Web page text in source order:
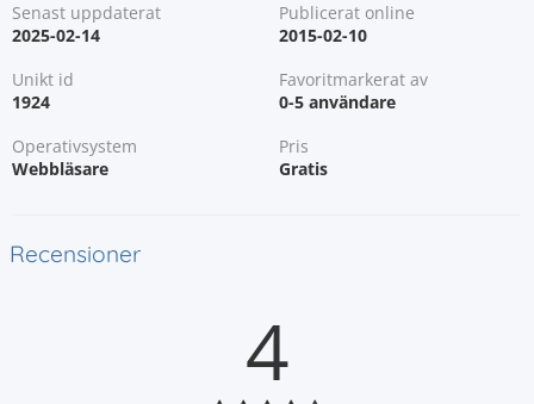
Senast uppdaterat
2025-02-14
Publicerat online
2015-02-10
Unikt id
1924
Favoritmarkerat av
0-5 användare
Operativsystem
Webbläsare
Pris
Gratis
Recensioner
4